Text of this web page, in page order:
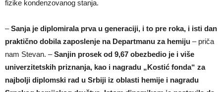
fizike kondenzovanog stanja.
–Sanja je diplomirala prva u generaciji, i to pre roka, i isti dan
praktično dobila zaposlenje na Departmanu za hemiju – priča
nam Stevan. –Sanjin prosek od 9,67 obezbedio je i više
univerzitetskih priznanja, kao i nagradu „Kostić fonda“ za
najbolji diplomski rad u Srbiji iz oblasti hemije i nagradu